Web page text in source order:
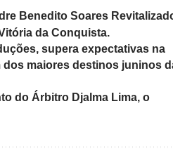
Benedito Soares
da Conquista.
supera expectativas na
maiores destinos juninos
do Árbitro Djalma Lima, o